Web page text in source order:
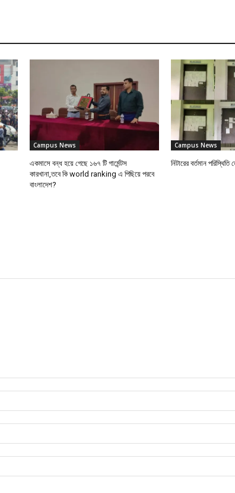
Campus News
একমাসে বন্ধ হয়ে গেছে ১৬৭ টি গার্মেন্টস
কারখানা,তবে কি world ranking এ পিছিয়ে পরবে
বাংলাদেশ?
Campus News
নিটারের বর্তমান পরিস্থিতি